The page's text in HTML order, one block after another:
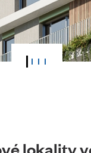
lokality